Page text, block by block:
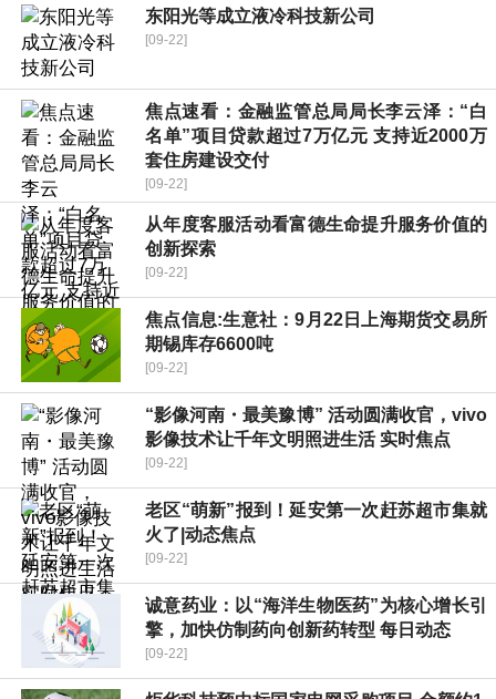
东阳光等成立液冷科技新公司
[09-22]
焦点速看：金融监管总局局长李云泽：“白
名单”项目贷款超过7万亿元 支持近2000万
套住房建设交付
[09-22]
从年度客服活动看富德生命提升服务价值的
创新探索
[09-22]
焦点信息:生意社：9月22日上海期货交易所
期锡库存6600吨
[09-22]
“影像河南・最美豫博” 活动圆满收官，vivo
影像技术让千年文明照进生活 实时焦点
[09-22]
老区“萌新”报到！延安第一次赶苏超市集就
火了|动态焦点
[09-22]
诚意药业：以“海洋生物医药”为核心增长引
擎，加快仿制药向创新药转型 每日动态
[09-22]